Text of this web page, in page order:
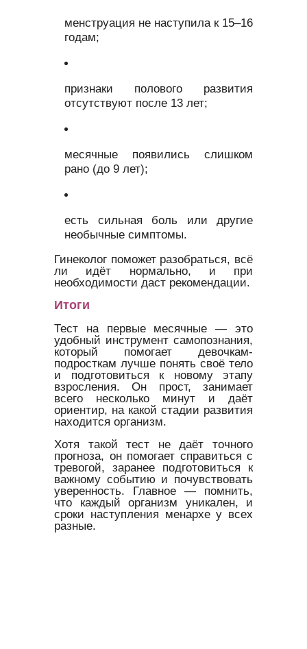
менструация не наступила к 15–16
годам;
признаки полового развития
отсутствуют после 13 лет;
месячные появились слишком
рано (до 9 лет);
есть сильная боль или другие
необычные симптомы.
Гинеколог поможет разобраться, всё
ли идёт нормально, и при
необходимости даст рекомендации.
Итоги
Тест на первые месячные — это
удобный инструмент самопознания,
который помогает девочкам-
подросткам лучше понять своё тело
и подготовиться к новому этапу
взросления. Он прост, занимает
всего несколько минут и даёт
ориентир, на какой стадии развития
находится организм.
Хотя такой тест не даёт точного
прогноза, он помогает справиться с
тревогой, заранее подготовиться к
важному событию и почувствовать
уверенность. Главное — помнить,
что каждый организм уникален, и
сроки наступления менархе у всех
разные.